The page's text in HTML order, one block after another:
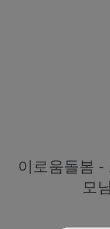
이로움돌봄 -
모